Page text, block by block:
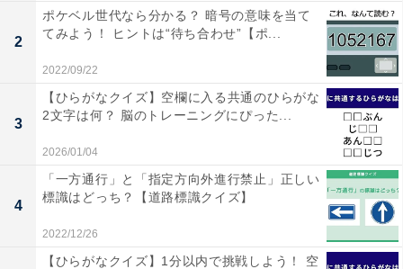
2
ポケベル世代なら分かる？ 暗号の意味を当て
てみよう！ ヒントは“待ち合わせ”【ポ...
2022/09/22
3
【ひらがなクイズ】空欄に入る共通のひらがな
2文字は何？ 脳のトレーニングにぴった...
2026/01/04
4
「一方通行」と「指定方向外進行禁止」正しい
標識はどっち？【道路標識クイズ】
2022/12/26
【ひらがなクイズ】1分以内で挑戦しよう！ 空